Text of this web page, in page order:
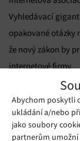
Abychom poskytli
ukládání a/nebo
jako soubory
partnerům umožní
Vyhledávací gigant
opakované otázky
že nový zákon by
internetové firmy.
Zdroj: